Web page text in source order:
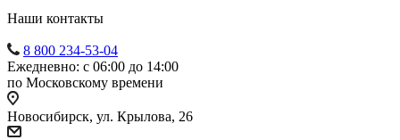
Наши контакты
8 800 234-53-04
Ежедневно: с 06:00 до 14:00
по Московскому времени
Новосибирск, ул. Крылова, 26